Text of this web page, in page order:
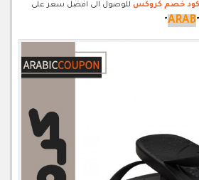
كود خصم كروكس للوصول الى افضل سعر على
"
ARAB
"